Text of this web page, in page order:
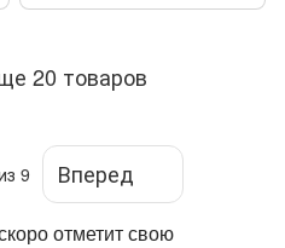
20 товаров
9 Вперед
отметит свою